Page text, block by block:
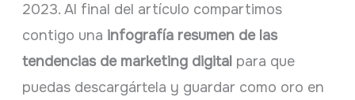
2023. Al final del artículo compartimos
contigo una infografía resumen de las
tendencias de marketing digital para que
puedas descargártela y guardar como oro en